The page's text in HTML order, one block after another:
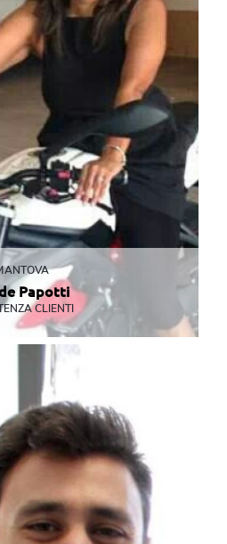
Papotti
CLIENTI
vuoi con lei puoi anche confessarti!